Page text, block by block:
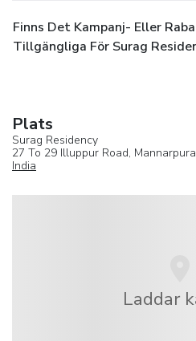
Finns Det Kampanj- Eller
Tillgängliga För Surag
Plats
Surag Residency
27 To 29 Illuppur Road,
India
Laddar